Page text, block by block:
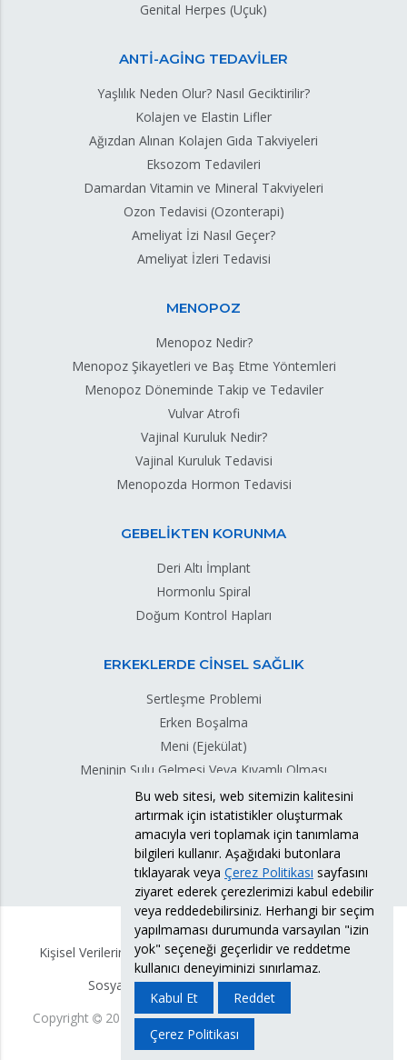
Genital Herpes (Uçuk)
ANTİ-AGİNG TEDAVİLER
Yaşlılık Neden Olur? Nasıl Geciktirilir?
Kolajen ve Elastin Lifler
Ağızdan Alınan Kolajen Gıda Takviyeleri
Eksozom Tedavileri
Damardan Vitamin ve Mineral Takviyeleri
Ozon Tedavisi (Ozonterapi)
Ameliyat İzi Nasıl Geçer?
Ameliyat İzleri Tedavisi
MENOPOZ
Menopoz Nedir?
Menopoz Şikayetleri ve Baş Etme Yöntemleri
Menopoz Döneminde Takip ve Tedaviler
Vulvar Atrofi
Vajinal Kuruluk Nedir?
Vajinal Kuruluk Tedavisi
Menopozda Hormon Tedavisi
GEBELİKTEN KORUNMA
Deri Altı İmplant
Hormonlu Spiral
Doğum Kontrol Hapları
ERKEKLERDE CİNSEL SAĞLIK
Sertleşme Problemi
Erken Boşalma
Meni (Ejekülat)
Meninin Sulu Gelmesi Veya Kıvamlı Olması
Meni Sızıntısı
Testis Torsiyonu
Kişisel Verilerin Korunması Politikası
KVKK Bilgi Formu
Sosyal Medya Hesabı Aydınlatma Metni
Copyright
2026Doç. Dr. Süleyman Eserdağ.
Saklıdır.Yasal Uyarı
Bu web sitesi, web sitemizin kalitesini
artırmak için istatistikler oluşturmak
amacıyla veri toplamak için tanımlama
bilgileri kullanır. Aşağıdaki butonlara
tıklayarak veya Çerez Politikası sayfasını
ziyaret ederek çerezlerimizi kabul edebilir
veya reddedebilirsiniz. Herhangi bir seçim
yapılmaması durumunda varsayılan "izin
yok" seçeneği geçerlidir ve reddetme
kullanıcı deneyiminizi sınırlamaz.
Kabul Et
Reddet
Çerez Politikası